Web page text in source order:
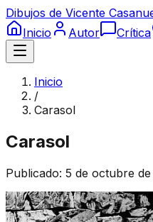
Dibujos de Vicente
Inicio
Autor Crítica
Inicio
/
Carasol
Carasol
Publicado: 5 de octubre de